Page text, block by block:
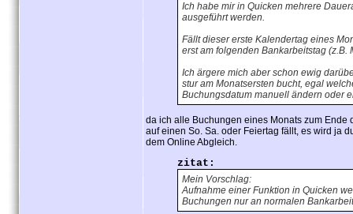
Ich habe mir in Quicken mehrere
ausgeführt werden.
Fällt dieser erste Kalendertag eines
erst am folgenden Bankarbeitstag (z.B.
Ich ärgere mich aber schon ewig
stur am Monatsersten bucht, egal
Buchungsdatum manuell ändern oder
da ich alle Buchungen eines Monats zum Ende
auf einen So. Sa. oder Feiertag fällt, es wird ja
dem Online Abgleich.
zitat:
Mein Vorschlag:
Aufnahme einer Funktion in Quicken
Buchungen nur an normalen